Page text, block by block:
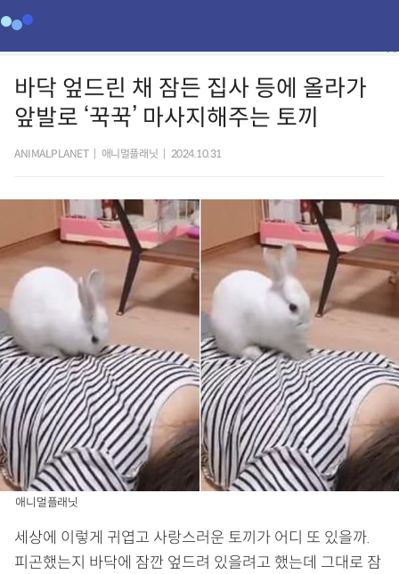
바닥 엎드린 채 잠든 집사 등에 올라가
앞발로 ‘꾹꾹’ 마사지해주는 토끼
ANIMALPLANET 애니멀플래닛 2024.10.31
애니멀플래닛
세상에 이렇게 귀엽고 사랑스러운 토끼가 어디 또 있을까.
피곤했는지 바닥에 잠깐 엎드려 있을려고 했는데 그대로 잠